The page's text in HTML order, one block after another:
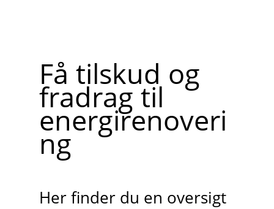
Få tilskud og
fradrag til
energirenoveri
ng
Her finder du en oversigt